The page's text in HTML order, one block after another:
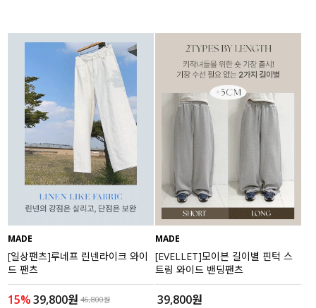
MADE
[일상팬츠]루네프 린넨라이크 와이
드 팬츠
15%39,800원 46,800원
MADE
[EVELLET]모이븐 길이별 핀턱 스
트링 와이드 밴딩팬츠
39,800원